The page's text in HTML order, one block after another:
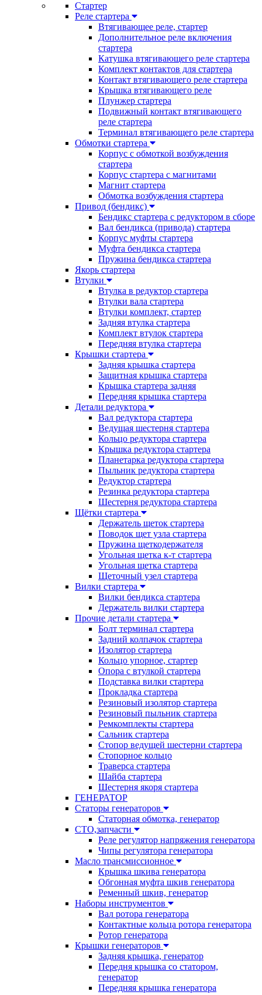
Стартер
Реле стартера
Втягивающее реле, стартер
Дополнительное реле включения
стартера
Катушка втягивающего реле стартера
Комплект контактов для стартера
Контакт втягивающего реле стартера
Крышка втягивающего реле
Плунжер стартера
Подвижный контакт втягивающего
реле стартера
Терминал втягивающего реле стартера
Обмотки стартера
Корпус с обмоткой возбуждения
стартера
Корпус стартера с магнитами
Магнит стартера
Обмотка возбуждения стартера
Привод (бендикс)
Бендикс стартера с редуктором в сборе
Вал бендикса (привода) стартера
Корпус муфты стартера
Муфта бендикса стартера
Пружина бендикса стартера
Якорь стартера
Втулки
Втулка в редуктор стартера
Втулки вала стартера
Втулки комплект, стартер
Задняя втулка стартера
Комплект втулок стартера
Передняя втулка стартера
Крышки стартера
Задняя крышка стартера
Защитная крышка стартера
Крышка стартера задняя
Передняя крышка стартера
Детали редуктора
Вал редуктора стартера
Ведущая шестерня стартера
Кольцо редуктора стартера
Крышка редуктора стартера
Планетарка редуктора стартера
Пыльник редуктора стартера
Редуктор стартера
Резинка редуктора стартера
Шестерня редуктора стартера
Щётки стартера
Держатель щеток стартера
Поводок щет узла стартера
Пружина щеткодержателя
Угольная щетка к-т стартера
Угольная щетка стартера
Щеточный узел стартера
Вилки стартера
Вилки бендикса стартера
Держатель вилки стартера
Прочие детали стартера
Болт терминал стартера
Задний колпачок стартера
Изолятор стартера
Кольцо упорное, стартер
Опора с втулкой стартера
Подставка вилки стартера
Прокладка стартера
Резиновый изолятор стартера
Резиновый пыльник стартера
Ремкомплекты стартера
Сальник стартера
Стопор ведущей шестерни стартера
Стопорное кольцо
Траверса стартера
Шайба стартера
Шестерня якоря стартера
ГЕНЕРАТОР
Статоры генераторов
Статорная обмотка, генератор
СТО,запчасти
Реле регулятор напряжения генератора
Чипы регулятора генератора
Масло трансмиссионное
Крышка шкива генератора
Обгонная муфта шкив генератора
Ременный шкив, генератор
Наборы инструментов
Вал ротора генератора
Контактные кольца ротора генератора
Ротор генератора
Крышки генераторов
Задняя крышка, генератор
Передня крышка со статором,
генератор
Передняя крышка генератора